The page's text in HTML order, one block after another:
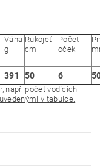
Váha
g
Rukojeť
cm
Počet
oček
391 50 6
např. počet vodících
v tabulce.